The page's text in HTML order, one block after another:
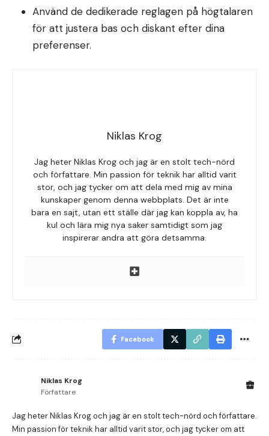
Använd de dedikerade reglagen på högtalaren
för att justera bas och diskant efter dina
preferenser.
Niklas Krog
Jag heter Niklas Krog och jag är en stolt tech-nörd
och författare. Min passion för teknik har alltid varit
stor, och jag tycker om att dela med mig av mina
kunskaper genom denna webbplats. Det är inte
bara en sajt, utan ett ställe där jag kan koppla av, ha
kul och lära mig nya saker samtidigt som jag
inspirerar andra att göra detsamma.
Facebook
Niklas Krog
Författare
Jag heter Niklas Krog och jag är en stolt tech-nörd och författare.
Min passion för teknik har alltid varit stor, och jag tycker om att